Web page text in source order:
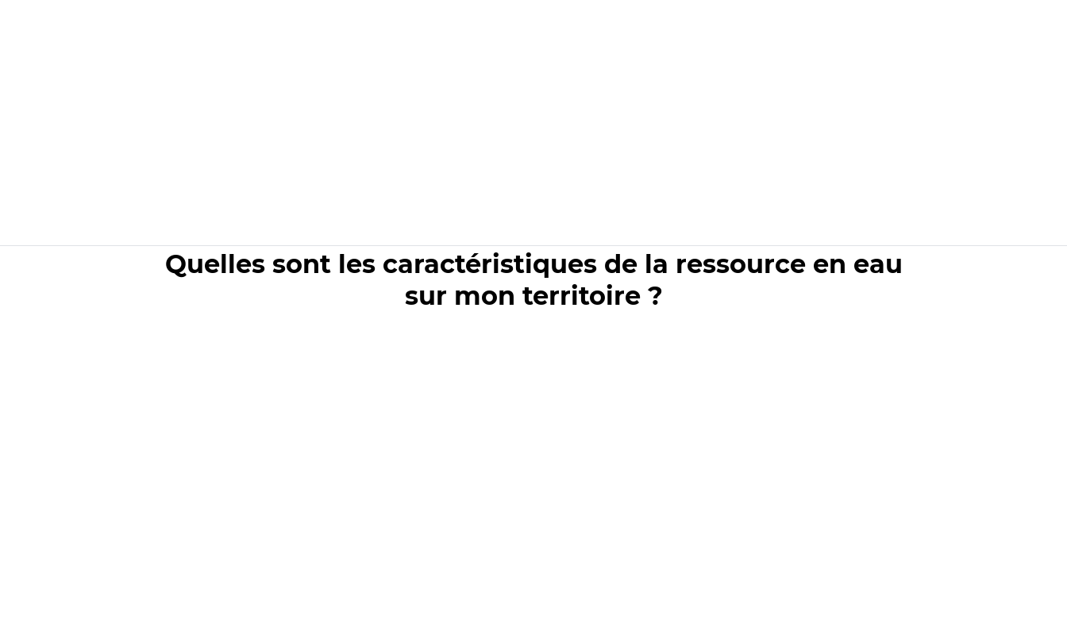
Quelles sont les caractéristiques de la ressource en eau
sur mon territoire ?